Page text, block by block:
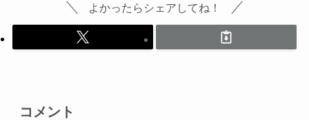
よかったらシェアしてね！
コメント